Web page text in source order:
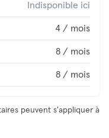
Indisponible ici
4 / mois
8 / mois
8 / mois
peuvent s'appliquer à